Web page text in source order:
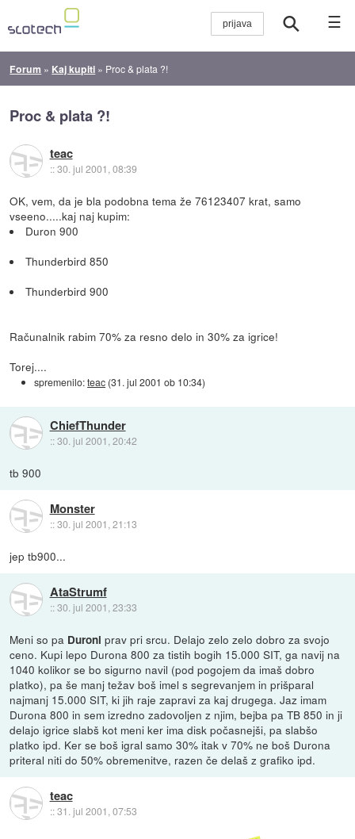
☰
Forum » Kaj kupiti » Proc & plata ?!
Proc & plata ?!
teac
::30. jul 2001, 08:39
OK, vem, da je bla podobna tema že 76123407 krat, samo
vseeno.....kaj naj kupim:
Duron 900
Thunderbird 850
Thunderbird 900
Računalnik rabim 70% za resno delo in 30% za igrice!
Torej....
spremenilo:teac (31. jul 2001 ob 10:34)
ChiefThunder
::30. jul 2001, 20:42
tb 900
Monster
::30. jul 2001, 21:13
jep tb900...
AtaStrumf
::30. jul 2001, 23:33
Meni so pa Duroniprav pri srcu. Delajo zelo zelo dobro za svojo
ceno. Kupi lepo Durona 800 za tistih bogih 15.000 SIT, ga navij na
1040 kolikor se bo sigurno navil (pod pogojem da imaš dobro
platko), pa še manj težav boš imel s segrevanjem in prišparal
najmanj 15.000 SIT, ki jih raje zapravi za kaj drugega. Jaz imam
Durona 800 in sem izredno zadovoljen z njim, bejba pa TB 850 in ji
delajo igrice slabš kot meni ker ima disk počasnejši, pa slabšo
platko ipd. Ker se boš igral samo 30% itak v 70% ne boš Durona
priteral niti do 50% obremenitve, razen če delaš z grafiko ipd.
teac
::31. jul 2001, 07:53